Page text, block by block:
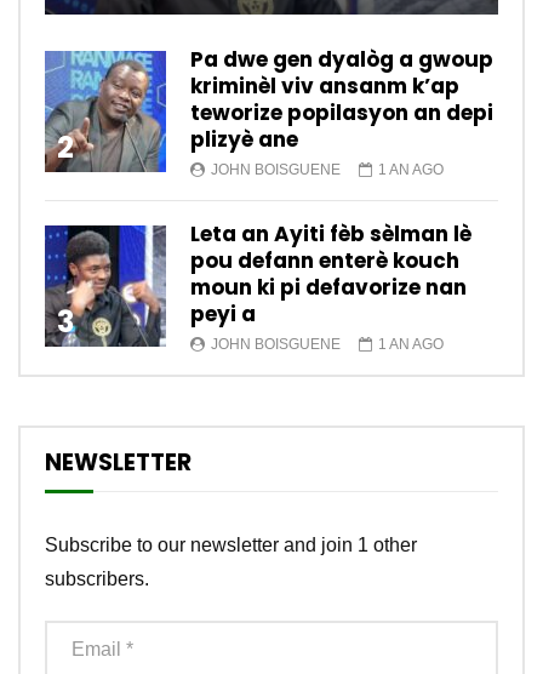
2
Pa dwe gen dyalòg a gwoup
kriminèl viv ansanm k’ap
teworize popilasyon an depi
plizyè ane
JOHN BOISGUENE 1 AN AGO
3
Leta an Ayiti fèb sèlman lè
pou defann enterè kouch
moun ki pi defavorize nan
peyi a
JOHN BOISGUENE 1 AN AGO
NEWSLETTER
Subscribe to our newsletter and join 1 other
subscribers.